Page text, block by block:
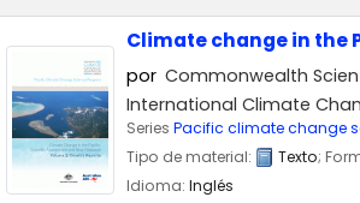
Climate change in the
por Commonwealth
International Climate
Series Pacific climate change
Tipo de material:
Texto;
Idioma: Inglés